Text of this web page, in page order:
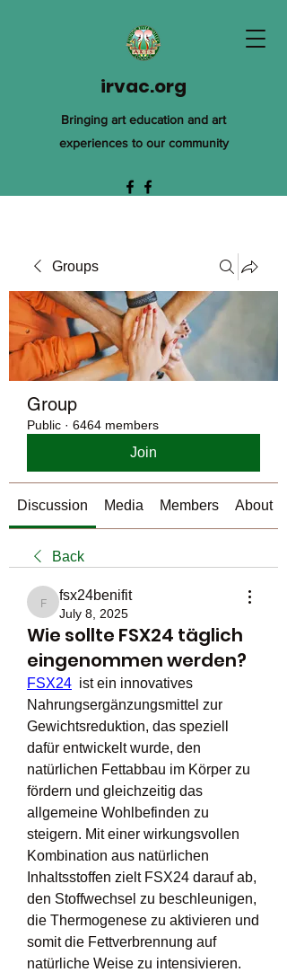
irvac.org
Bringing art education and art
experiences to our community
Groups
Group
Public · 6464 members
Join
Discussion Media Members About
Back
fsx24benifit
fsx24benifit
July 8, 2025
Wie sollte FSX24 täglich
eingenommen werden?
FSX24 ist ein innovatives
Nahrungsergänzungsmittel zur
Gewichtsreduktion, das speziell
dafür entwickelt wurde, den
natürlichen Fettabbau im Körper zu
fördern und gleichzeitig das
allgemeine Wohlbefinden zu
steigern. Mit einer wirkungsvollen
Kombination aus natürlichen
Inhaltsstoffen zielt FSX24 darauf ab,
den Stoffwechsel zu beschleunigen,
die Thermogenese zu aktivieren und
somit die Fettverbrennung auf
natürliche Weise zu intensivieren.